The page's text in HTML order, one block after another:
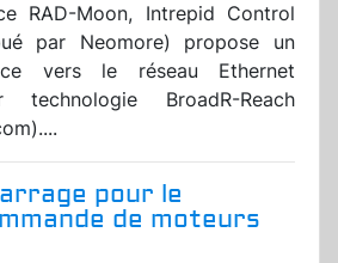
RAD-Moon, Intrepid Control
par Neomore) propose un
vers le réseau Ethernet
technologie BroadR-Reach
pour le
de moteurs